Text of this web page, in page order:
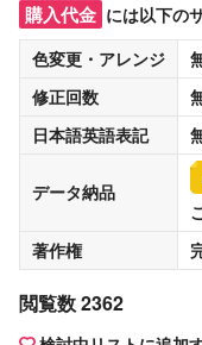
購入代金 には以下の
色変更・アレンジ
修正回数
日本語英語表記
データ納品
著作権
閲覧数 2362